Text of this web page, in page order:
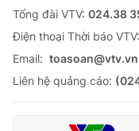
Tổng đài VTV: 024.38
Ðiện thoại Thời báo VTV:
Email: toasoan@vtv.vn
Liên hệ quảng cáo: